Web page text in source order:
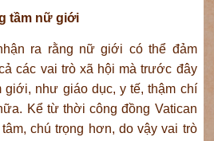
tầm nữ giới
ra rằng nữ giới có thể đảm
các vai trò xã hội mà trước đây
giới, như giáo dục, y tế, thậm chí
Kể từ thời công đồng Vatican
chú trọng hơn, do vậy vai trò